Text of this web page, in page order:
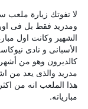
لا تفوتك زيارة ملعب
ومدريد فقط بل فى
الشهير وكانت اول
الأسبانى و نادى
كالديرون وهو من أشهر
مدريد والذى يعد من
هذا الملعب انه من
مبارياته.